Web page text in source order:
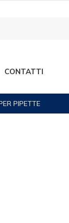
CONTATTI
PIPETTE